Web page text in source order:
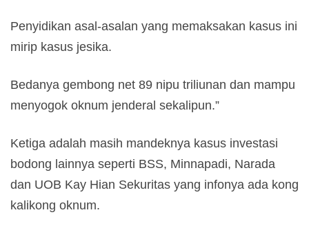
Penyidikan asal-asalan yang memaksakan kasus ini
mirip kasus jesika.
Bedanya gembong net 89 nipu triliunan dan mampu
menyogok oknum jenderal sekalipun.”
Ketiga adalah masih mandeknya kasus investasi
bodong lainnya seperti BSS, Minnapadi, Narada
dan UOB Kay Hian Sekuritas yang infonya ada kong
kalikong oknum.